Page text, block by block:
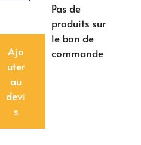
Ajo
uter
au
devi
s
Pas de
produits sur
le bon de
commande